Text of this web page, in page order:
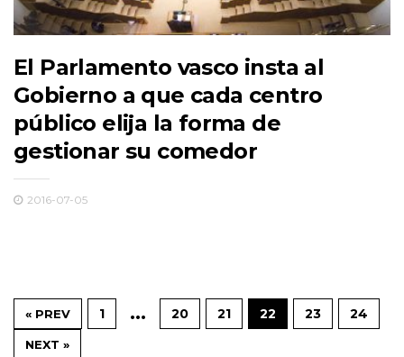
El Parlamento vasco insta al
Gobierno a que cada centro
público elija la forma de
gestionar su comedor
2016-07-05
« PREV 1 … 20 21 22 23 24
NEXT »